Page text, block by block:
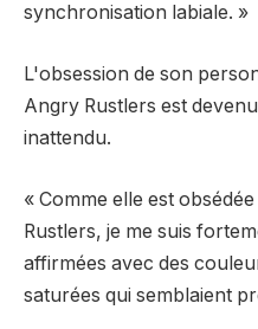
synchronisation labiale. »
L'obsession de son
Angry Rustlers est
inattendu.
« Comme elle est
Rustlers, je me suis
affirmées avec des
saturées qui semblaient